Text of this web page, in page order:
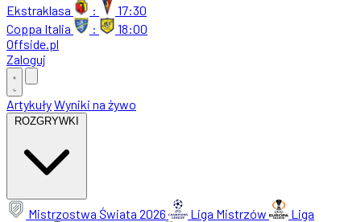
Ekstraklasa
:
17:30
Coppa Italia
:
18:00
Offside.pl
Zaloguj
ArtykułyWyniki na żywo
ROZGRYWKI
Mistrzostwa Świata 2026 Liga Mistrzów
Liga